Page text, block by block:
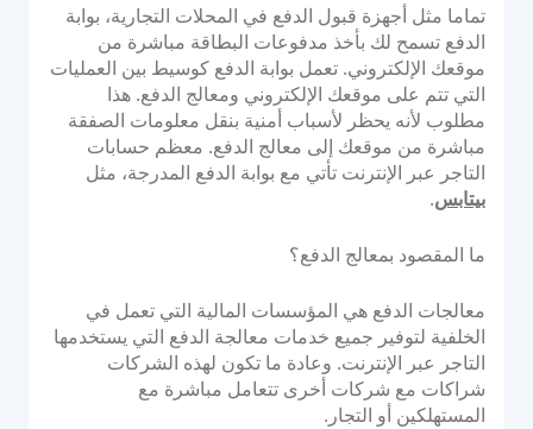
تماما مثل أجهزة قبول الدفع في المحلات التجارية، بوابة
الدفع تسمح لك بأخذ مدفوعات البطاقة مباشرة من
موقعك الإلكتروني. تعمل بوابة الدفع كوسيط بين العمليات
التي تتم على موقعك الإلكتروني ومعالج الدفع. هذا
مطلوب لأنه يحظر لأسباب أمنية بنقل معلومات الصفقة
مباشرة من موقعك إلى معالج الدفع. معظم حسابات
التاجر عبر الإنترنت تأتي مع بوابة الدفع المدرجة، مثل
بيتابس.
ما المقصود بمعالج الدفع؟
معالجات الدفع هي المؤسسات المالية التي تعمل في
الخلفية لتوفير جميع خدمات معالجة الدفع التي يستخدمها
التاجر عبر الإنترنت. وعادة ما تكون لهذه الشركات
شراكات مع شركات أخرى تتعامل مباشرة مع
المستهلكين أو التجار.